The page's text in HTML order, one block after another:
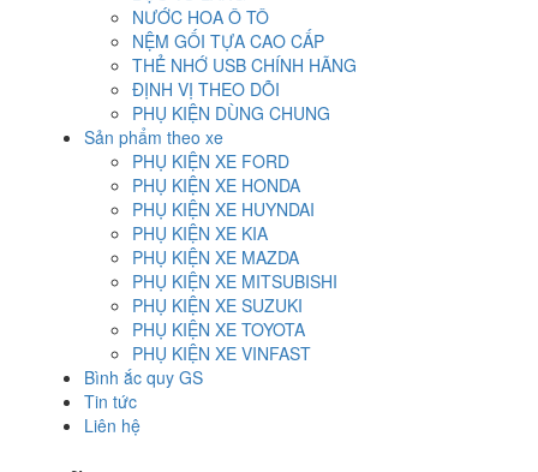
NƯỚC HOA Ô TÔ
NỆM GỐI TỰA CAO CẤP
THẺ NHỚ USB CHÍNH HÃNG
ĐỊNH VỊ THEO DÕI
PHỤ KIỆN DÙNG CHUNG
Sản phẩm theo xe
PHỤ KIỆN XE FORD
PHỤ KIỆN XE HONDA
PHỤ KIỆN XE HUYNDAI
PHỤ KIỆN XE KIA
PHỤ KIỆN XE MAZDA
PHỤ KIỆN XE MITSUBISHI
PHỤ KIỆN XE SUZUKI
PHỤ KIỆN XE TOYOTA
PHỤ KIỆN XE VINFAST
Bình ắc quy GS
Tin tức
Liên hệ